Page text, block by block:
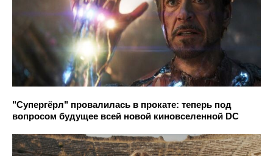
"Супергёрл" провалилась в прокате: теперь под
вопросом будущее всей новой киновселенной DC